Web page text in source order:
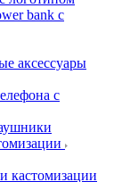
bank с
аксессуары
с
кастомизации